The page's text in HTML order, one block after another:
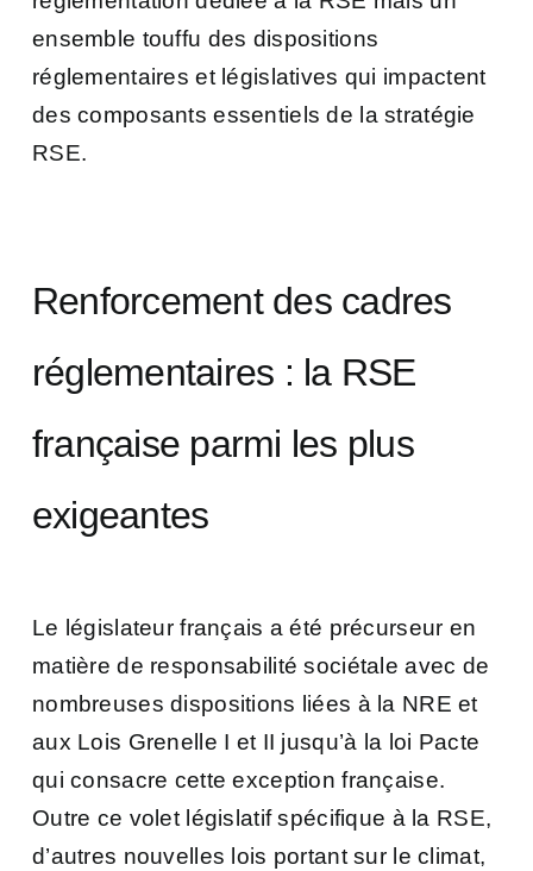
ensemble touffu des dispositions
réglementaires et législatives qui impactent
des composants essentiels de la stratégie
RSE.
Renforcement des cadres
réglementaires : la RSE
française parmi les plus
exigeantes
Le législateur français a été précurseur en
matière de responsabilité sociétale avec de
nombreuses dispositions liées à la NRE et
aux Lois Grenelle I et II jusqu’à la loi Pacte
qui consacre cette exception française.
Outre ce volet législatif spécifique à la RSE,
d’autres nouvelles lois portant sur le climat,